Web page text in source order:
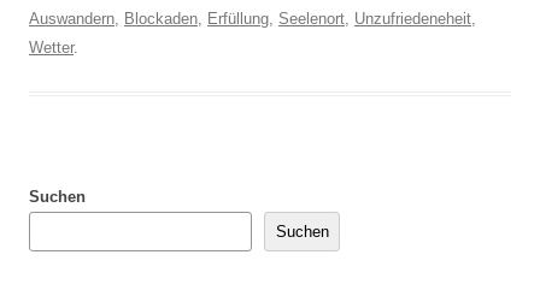
Auswandern, Blockaden, Erfüllung, Seelenort, Unzufriedeneheit,
Wetter.
Suchen
Suchen